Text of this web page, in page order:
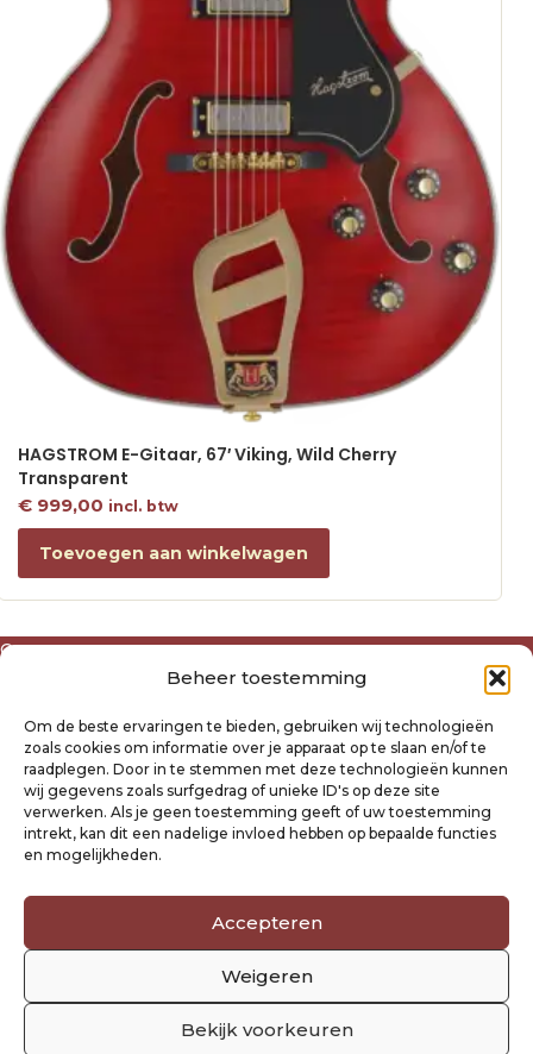
Beheer toestemming
Om de beste ervaringen te bieden, gebruiken wij technologieën
zoals cookies om informatie over je apparaat op te slaan en/of te
raadplegen. Door in te stemmen met deze technologieën kunnen
wij gegevens zoals surfgedrag of unieke ID's op deze site
verwerken. Als je geen toestemming geeft of uw toestemming
intrekt, kan dit een nadelige invloed hebben op bepaalde functies
en mogelijkheden.
Accepteren
Weigeren
Bekijk voorkeuren
HAGSTROM E-Gitaar, 67′ Viking, Wild Cherry
Transparent
€999,00 incl. btw
Toevoegen aan winkelwagen
Over ons
Algemene voorwaarden
Privacyverklaring Raysland
Cookiebeleid
Mijn account
Klantenservice
Verzending- en retourbeleid
Volg ons